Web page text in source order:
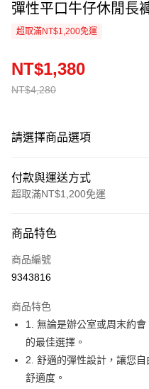
彈性平口牛仔休閒長
超取滿NT$1,200免運
NT$4,280
NT$1,380
請選擇商品選項
付款與運送方式
超取滿NT$1,200免運
信用卡一次付款
超商取貨付款
Apple Pay
悠遊付
Google Pay
商品特色
商品編號
9343816
商品特色
1. 無論是辦公室或周末約
的最佳選擇。
2. 舒適的彈性設計，讓您
舒適度。